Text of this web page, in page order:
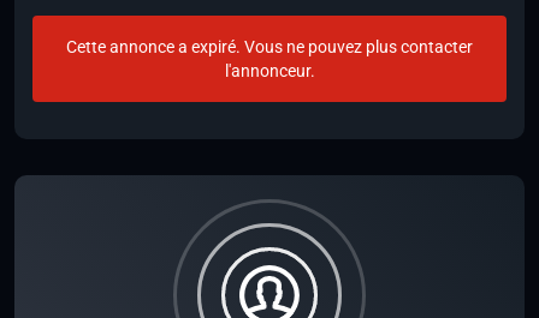
Cette annonce a expiré. Vous ne pouvez plus contacter
l'annonceur.